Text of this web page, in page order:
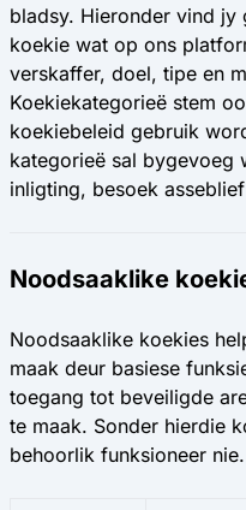
bladsy. Hieronder vind
koekie wat op ons
verskaffer, doel, tipe en
Koekiekategorieë stem
koekiebeleid gebruik
kategorieë sal bygevoeg
inligting, besoek
Noodsaaklike
Noodsaaklike koekies
maak deur basiese
toegang tot beveiligde
te maak. Sonder hierdie
behoorlik funksioneer nie.